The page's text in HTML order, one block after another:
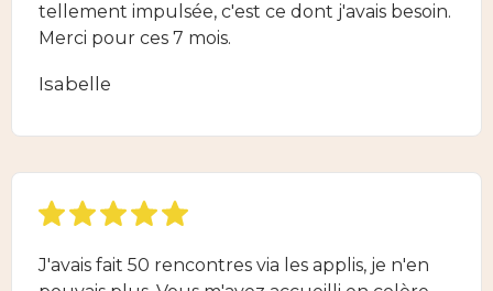
tellement impulsée, c'est ce dont j'avais besoin.
Merci pour ces 7 mois.
Isabelle
J'avais fait 50 rencontres via les applis, je n'en